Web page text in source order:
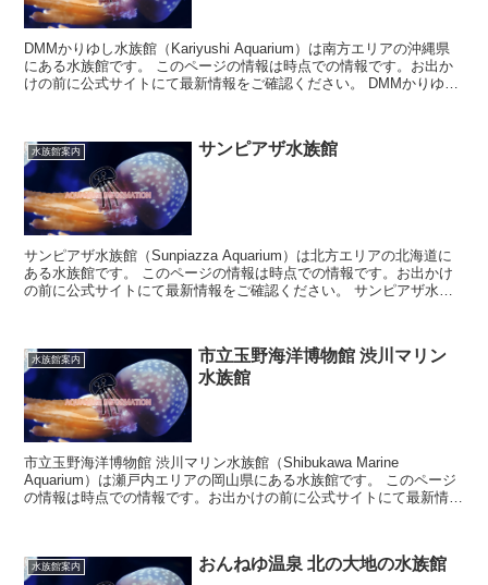
DMMかりゆし水族館（Kariyushi Aquarium）は南方エリアの沖縄県
にある水族館です。 このページの情報は時点での情報です。お出か
けの前に公式サイトにて最新情報をご確認ください。 DMMかりゆし
水族館案内 サンピアザ水族館
サンピアザ水族館（Sunpiazza Aquarium）は北方エリアの北海道に
ある水族館です。 このページの情報は時点での情報です。お出かけ
の前に公式サイトにて最新情報をご確認ください。 サンピアザ水族
水族館案内
市立玉野海洋博物館 渋川マリン
水族館
市立玉野海洋博物館 渋川マリン水族館（Shibukawa Marine
Aquarium）は瀬戸内エリアの岡山県にある水族館です。 このページ
の情報は時点での情報です。お出かけの前に公式サイトにて最新情報
水族館案内 おんねゆ温泉 北の大地の水族館